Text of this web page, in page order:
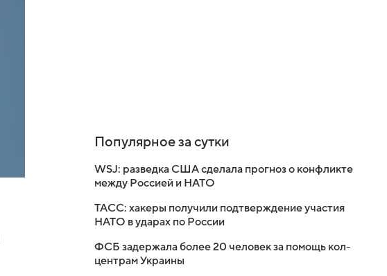
Популярное за сутки
WSJ: разведка США сделала прогноз о конфликте
между Россией и НАТО
ТАСС: хакеры получили подтверждение участия
НАТО в ударах по России
ФСБ задержала более 20 человек за помощь кол-
центрам Украины